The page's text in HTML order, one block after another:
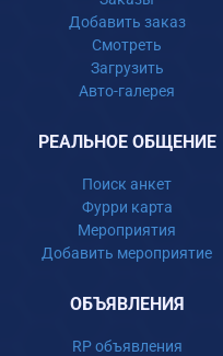
Добавить заказ
Смотреть
Загрузить
Авто-галерея
РЕАЛЬНОЕ ОБЩЕНИЕ
Поиск анкет
Фурри карта
Мероприятия
Добавить мероприятие
ОБЪЯВЛЕНИЯ
RP объявления